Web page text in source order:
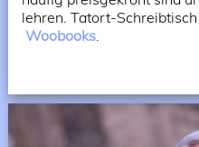
lehren. Tatort-
Woobooks.